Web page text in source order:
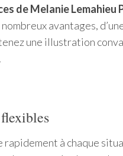
de Melanie
avantages,
une illustration
rapidement à chaque